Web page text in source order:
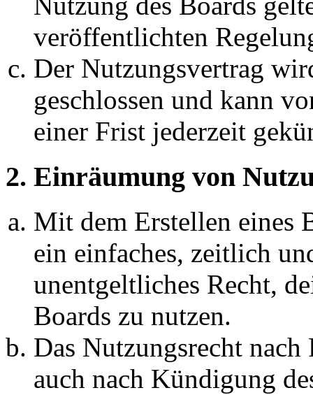
veröffentlichten
Der Nutzungsvertrag
geschlossen und kann
einer Frist jederzeit
2. Einräumung von
Mit dem Erstellen eines
ein einfaches, zeitlich
unentgeltliches Recht,
Boards zu nutzen.
Das Nutzungsrecht
auch nach Kündigung